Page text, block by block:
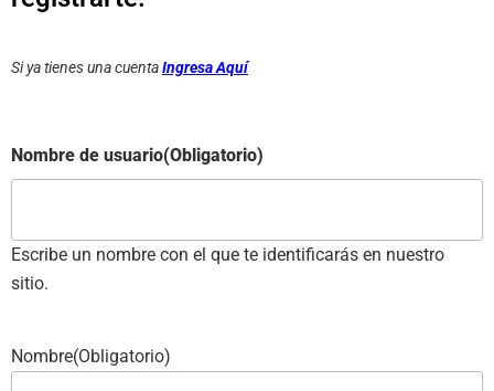
Si ya tienes una cuentaIngresa Aquí
Nombre de usuario(Obligatorio)
Escribe un nombre con el que te identificarás en nuestro
sitio.
Nombre(Obligatorio)